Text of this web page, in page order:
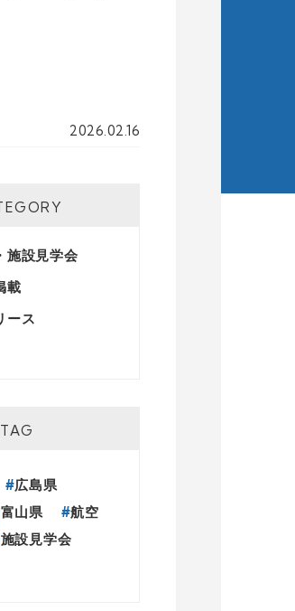
2026.02.16
施設見学会
載
ース
TAG
広島県
富山県
航空
施設見学会